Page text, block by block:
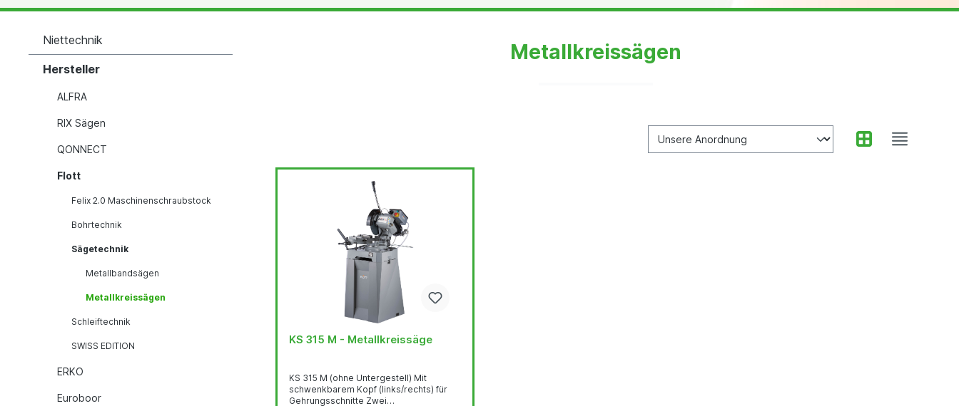
Niettechnik
Hersteller
ALFRA
RIX Sägen
QONNECT
Flott
Felix 2.0 Maschinenschraubstock
Bohrtechnik
Sägetechnik
Metallbandsägen
Metallkreissägen
Schleiftechnik
SWISS EDITION
ERKO
Euroboor
Metallkreissägen
KS 315 M - Metallkreissäge
KS 315 M (ohne Untergestell) Mit
schwenkbarem Kopf (links/rechts) für
Gehrungsschnitte Zwei